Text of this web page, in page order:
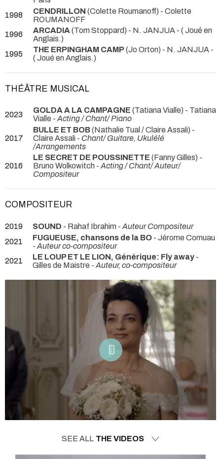
SEE ALL THE VIDEOS
1998
CENDRILLON (Colette Roumanoff) - Colette
ROUMANOFF
1996
ARCADIA (Tom Stoppard) - N. JANJUA - ( Joué en
Anglais.)
1995
THE ERPINGHAM CAMP(Jo Orton) - N. JANJUA -
( Joué en Anglais.)
THÉÂTRE MUSICAL
2023 GOLDA A LA CAMPAGNE (Tatiana Vialle) - Tatiana
Vialle - Acting / Chant/ Piano
2017
BULLE ET BOB(Nathalie Tual / Claire Assali) -
Claire Assali - Chant/ Guitare, Ukulélé
/Arrangements
2016
LE SECRET DE POUSSINETTE (Fanny Gilles) -
Bruno Wolkowitch - Acting / Chant/ Auteur/
Compositeur
COMPOSITEUR
2019 SOUND - Rahaf Ibrahim - Auteur Compositeur
2021
FUGUEUSE, chansons de la BO - Jérome Cornuau
- Auteur co-compositeur
2021
LE LOUP ET LE LION, Générique: Fly away -
Gilles de Maistre - Auteur, co-compositeur